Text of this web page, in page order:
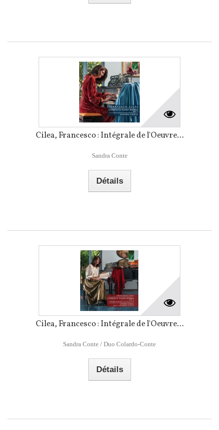
Cilea, Francesco : Intégrale de l'Oeuvre...
Sandra Conte
Détails
Cilea, Francesco : Intégrale de l'Oeuvre...
Sandra Conte / Duo Colardo-Conte
Détails